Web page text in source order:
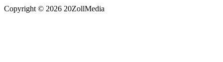
Copyright © 2026 20ZollMedia